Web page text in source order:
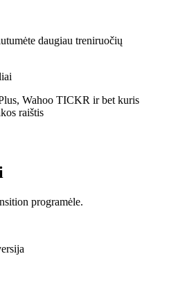
daugiau treniruočių
Wahoo TICKR ir bet kuris
raištis
programėle.